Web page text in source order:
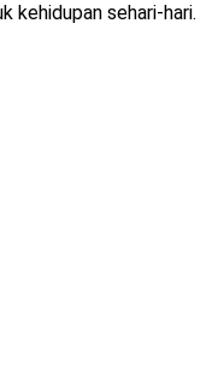
kehidupan sehari-hari.